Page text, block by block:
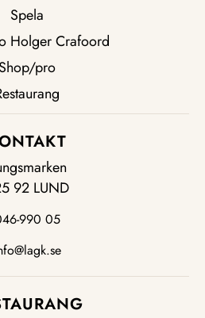
Spela
Holger Crafoord
Shop/pro
92 LUND
990 05